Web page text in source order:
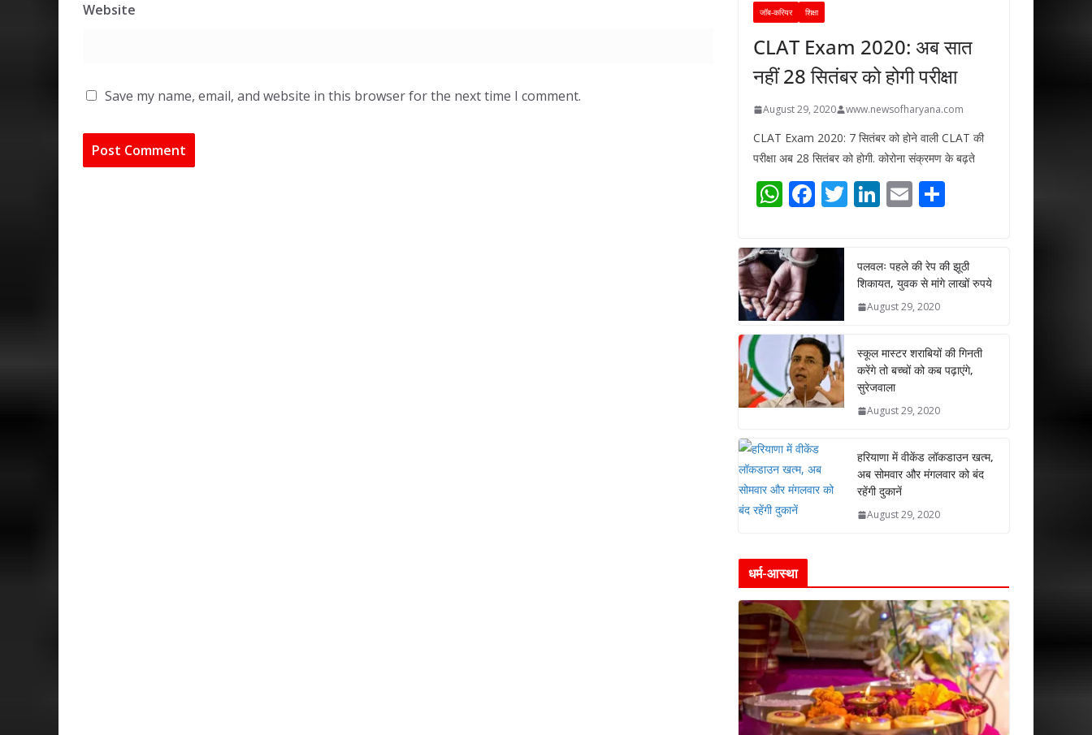
Website
Save my name, email, and website in this browser for the next time I comment.
जॉब-करियर शिक्षा
CLAT Exam 2020: अब सात
नहीं 28 सितंबर को होगी परीक्षा
August 29, 2020 www.newsofharyana.com
CLAT Exam 2020: 7 सितंबर को होने वाली CLAT की
परीक्षा अब 28 सितंबर को होगी. कोरोना संक्रमण के बढ़ते
W
at
s
A
p
p
F
e
b
o
k
T
er
Li
e
dI
n
E
l e
पलवलः पहले की रेप की झूठी
शिकायत, युवक से मांगे लाखों रुपये
August 29, 2020
स्कूल मास्टर शराबियों की गिनती
करेंगे तो बच्चों को कब पढ़ाएंगे,
सुरेजवाला
August 29, 2020
हरियाणा में वीकेंड लॉकडाउन खत्म,
अब सोमवार और मंगलवार को बंद
रहेंगी दुकानें
August 29, 2020
धर्म-आस्था